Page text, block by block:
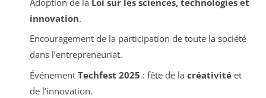
innovation.
Encouragement de la participation de toute la société
dans l’entrepreneuriat.
Événement Techfest 2025 : fête de la créativitéet
de l’innovation.